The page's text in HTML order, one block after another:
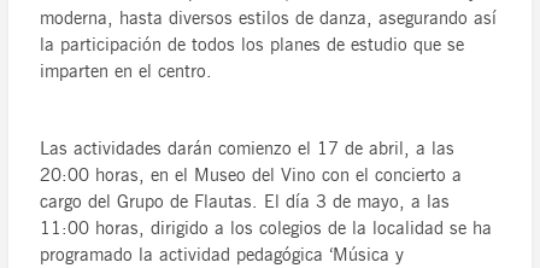
moderna, hasta diversos estilos de danza, asegurando así
la participación de todos los planes de estudio que se
imparten en el centro.
Las actividades darán comienzo el 17 de abril, a las
20:00 horas, en el Museo del Vino con el concierto a
cargo del Grupo de Flautas. El día 3 de mayo, a las
11:00 horas, dirigido a los colegios de la localidad se ha
programado la actividad pedagógica ‘Música y